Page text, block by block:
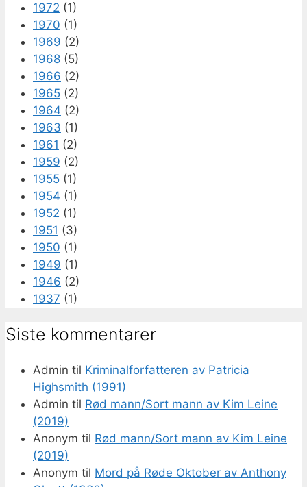
1972 (1)
1970 (1)
1969 (2)
1968 (5)
1966 (2)
1965 (2)
1964 (2)
1963 (1)
1961 (2)
1959 (2)
1955 (1)
1954 (1)
1952 (1)
1951 (3)
1950 (1)
1949 (1)
1946 (2)
1937 (1)
Siste kommentarer
Admin til Kriminalforfatteren av Patricia
Highsmith (1991)
Admin til Rød mann/Sort mann av Kim Leine
(2019)
Anonym til Rød mann/Sort mann av Kim Leine
(2019)
Anonym til Mord på Røde Oktober av Anthony